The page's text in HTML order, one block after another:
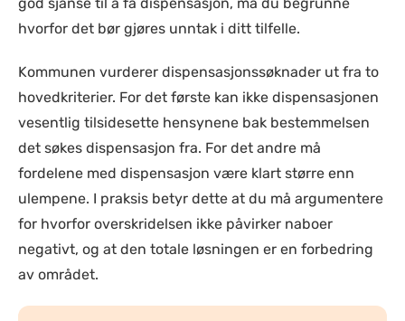
hvorfor det bør gjøres unntak i ditt tilfelle.
Kommunen vurderer dispensasjonssøknader ut fra to
hovedkriterier. For det første kan ikke dispensasjonen
vesentlig tilsidesette hensynene bak bestemmelsen
det søkes dispensasjon fra. For det andre må
fordelene med dispensasjon være klart større enn
ulempene. I praksis betyr dette at du må argumentere
for hvorfor overskridelsen ikke påvirker naboer
negativt, og at den totale løsningen er en forbedring
av området.